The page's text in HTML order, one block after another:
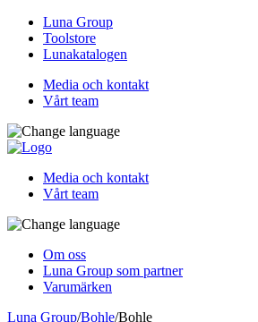
Luna Group
Toolstore
Lunakatalogen
Media och kontakt
Vårt team
Media och kontakt
Vårt team
Om oss
Luna Group som partner
Varumärken
Luna Group/Bohle/Bohle